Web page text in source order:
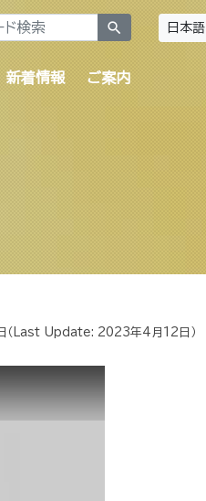
search 日本語
新着情報 ご案内
（Last Update: 2023年4月12日 ）